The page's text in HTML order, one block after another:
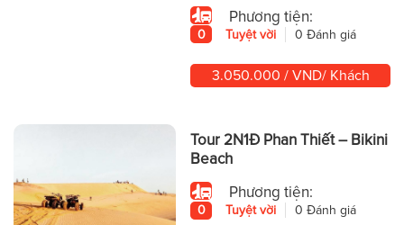
Phương tiện:
0 Tuyệt vời 0 Đánh giá
3.050.000 / VND/ Khách
Tour 2N1Đ Phan Thiết – Bikini
Beach
Phương tiện:
0 Tuyệt vời 0 Đánh giá